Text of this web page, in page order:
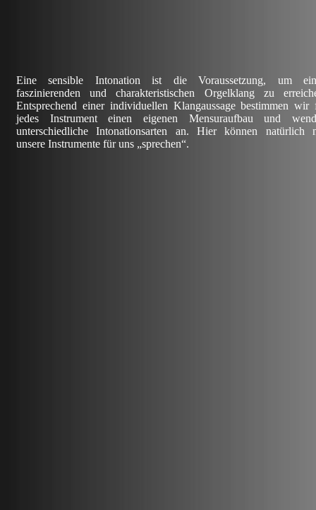
Eine sensible Intonation ist die Voraussetzung, um
faszinierenden und charakteristischen Orgelklang zu
Entsprechend einer individuellen Klangaussage bestimmen wir
jedes Instrument einen eigenen Mensuraufbau und
unterschiedliche Intonationsarten an. Hier können natürlich
unsere Instrumente für uns „sprechen“.